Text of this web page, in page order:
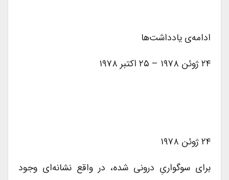
ادامه‌ی یادداشت‌ها
۲۴ ژوئن ۱۹۷۸ – ۲۵ اکتبر ۱۹۷۸
۲۴ ژوئن ۱۹۷۸
برای سوگواریِ درونی شده، در واقع نشانه‌ای وجود